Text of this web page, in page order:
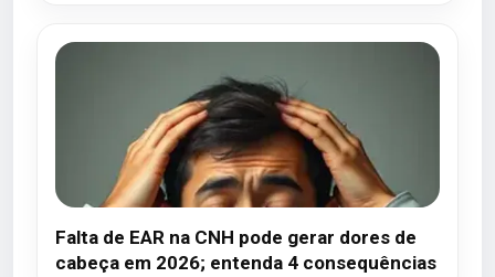
Falta de EAR na CNH pode gerar dores de
cabeça em 2026; entenda 4 consequências